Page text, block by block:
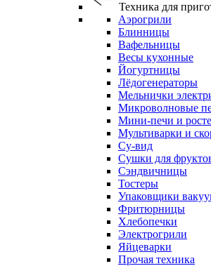
Техника для
Аэрогрили
Блинницы
Вафельницы
Весы кухонные
Йогуртницы
Лёдогенераторы
Мельнички
Микроволновые
Мини-печи и
Мультиварки и
Су-вид
Сушки для
Сэндвичницы
Тостеры
Упаковщики
Фритюрницы
Хлебопечки
Электрогрили
Яйцеварки
Прочая техника